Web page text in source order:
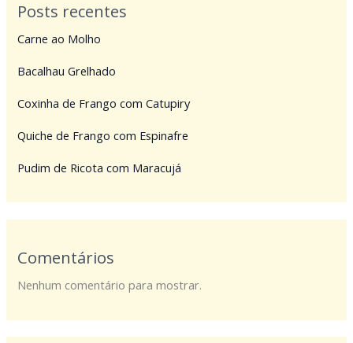
Posts recentes
Carne ao Molho
Bacalhau Grelhado
Coxinha de Frango com Catupiry
Quiche de Frango com Espinafre
Pudim de Ricota com Maracujá
Comentários
Nenhum comentário para mostrar.